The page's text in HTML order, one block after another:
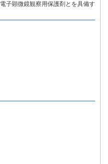
子顕微鏡観察用保護剤とを具備す